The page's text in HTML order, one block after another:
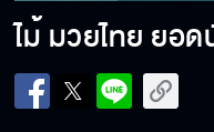
ไม้ มวยไทย ยอ